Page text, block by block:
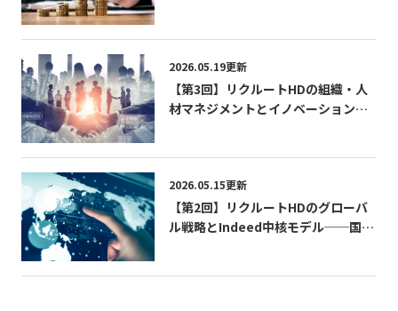
2026.05.19更新
【第3回】リクルートHDの組織・人
材マネジメントとイノベーション
2026.05.15更新
【第2回】リクルートHDのグローバ
ル戦略とIndeed中核モデル──国内